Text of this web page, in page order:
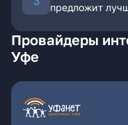
предложит
Провайдеры
Уфе